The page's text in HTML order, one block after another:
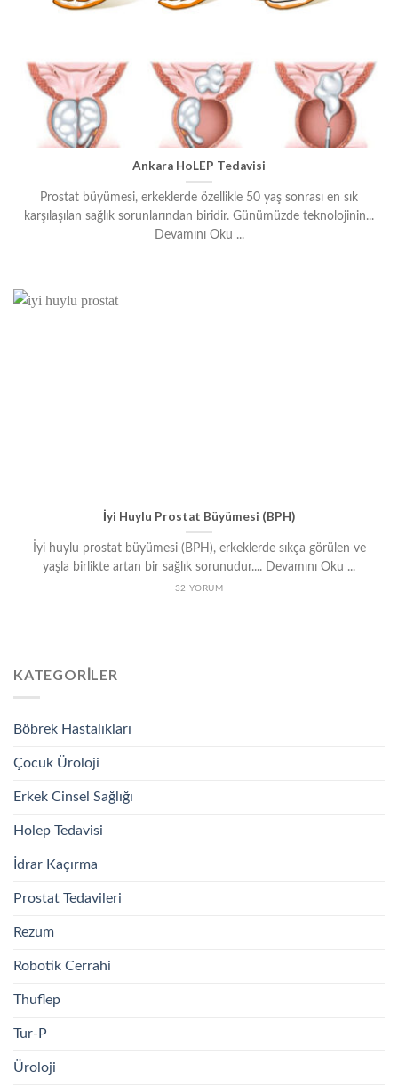
Ankara HoLEP Tedavisi
Prostat büyümesi, erkeklerde özellikle 50 yaş sonrası en sık
karşılaşılan sağlık sorunlarından biridir. Günümüzde teknolojinin...
Devamını Oku ...
İyi Huylu Prostat Büyümesi (BPH)
İyi huylu prostat büyümesi (BPH), erkeklerde sıkça görülen ve
yaşla birlikte artan bir sağlık sorunudur.... Devamını Oku ...
32 YORUM
KATEGORILER
Böbrek Hastalıkları
Çocuk Üroloji
Erkek Cinsel Sağlığı
Holep Tedavisi
İdrar Kaçırma
Prostat Tedavileri
Rezum
Robotik Cerrahi
Thuflep
Tur-P
Üroloji